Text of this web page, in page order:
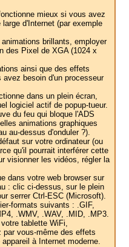
mieux si vous avez
d'Internet (par exemple
brillants, employer
des Pixel de XGA (1024 x
ainsi que des effets
besoin d'un processeur
dans un plein écran,
logiciel actif de popup-tueur.
du feu qui bloque l'ADS
animations graphiques
au-dessus d'onduler ?).
sur votre ordinateur (ou
qu'il pourrait interférer cette
visionner les vidéos, régler la
dans votre web browser sur
: clic ci-dessus, sur le plein
serrer Ctrl-ESC (Microsoft).
formats suivants : .GIF,
.WMV, .WAV, .MID, .MP3.
tablette WiFi,
vous-même des effets
à Internet moderne.